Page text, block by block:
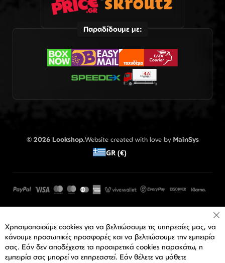
Παραδίδουμε με:
© 2026 Lookshop.Website created with love by MainSys
GR (€)
Χρησιμοποιούμε cookies για να βελτιώσουμε τις υπηρεσίες μας, να
κάνουμε προσωπικές προσφορές και να βελτιώσουμε την εμπειρία
σας. Εάν δεν αποδέχεστε τα προαιρετικά cookies παρακάτω, η
εμπειρία σας μπορεί να επηρεαστεί. Εάν θέλετε να μάθετε